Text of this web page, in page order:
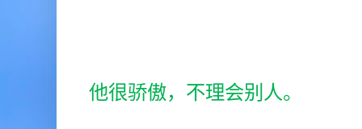
他很骄傲，不理会别人。